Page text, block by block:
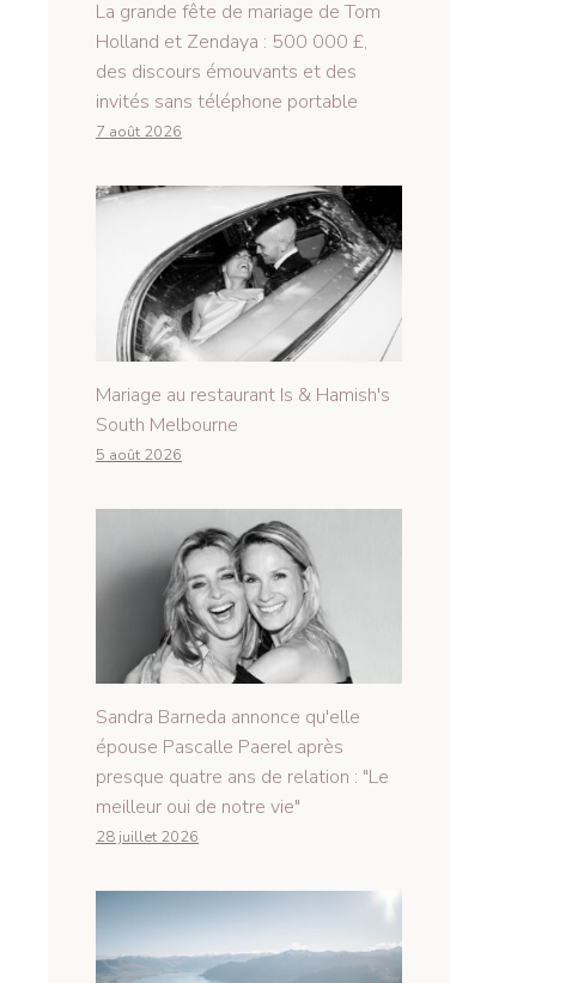
La grande fête de mariage de Tom
Holland et Zendaya : 500 000 £,
des discours émouvants et des
invités sans téléphone portable
7 août 2026
Mariage au restaurant Is & Hamish's
South Melbourne
5 août 2026
Sandra Barneda annonce qu'elle
épouse Pascalle Paerel après
presque quatre ans de relation : "Le
meilleur oui de notre vie"
28 juillet 2026